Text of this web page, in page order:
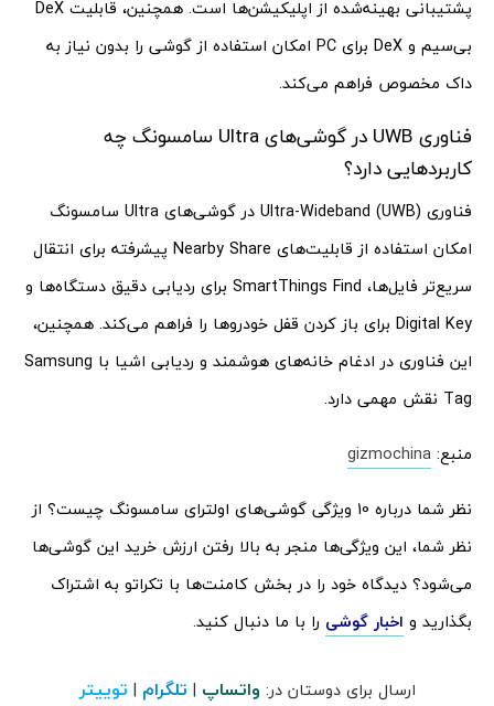
پشتیبانی بهینه‌شده از اپلیکیشن‌ها است. همچنین، قابلیت DeX
بی‌سیم و DeX برای PC امکان استفاده از گوشی را بدون نیاز به
داک مخصوص فراهم می‌کند.
فناوری UWB در گوشی‌های Ultra سامسونگ چه
کاربردهایی دارد؟
فناوری Ultra-Wideband (UWB) در گوشی‌های Ultra سامسونگ
امکان استفاده از قابلیت‌های Nearby Share پیشرفته برای انتقال
سریع‌تر فایل‌ها، SmartThings Find برای ردیابی دقیق دستگاه‌ها و
Digital Key برای باز کردن قفل خودروها را فراهم می‌کند. همچنین،
این فناوری در ادغام خانه‌های هوشمند و ردیابی اشیا با Samsung
Tag نقش مهمی دارد.
منبع: gizmochina
نظر شما درباره 10 ویژگی گوشی‌های اولترای سامسونگ چیست؟ از
نظر شما، این ویژگی‌ها منجر به بالا رفتن ارزش خرید این گوشی‌ها
می‌شود؟ دیدگاه خود را در بخش کامنت‌ها با تکراتو به اشتراک
بگذارید و اخبار گوشی را با ما دنبال کنید.
ارسال برای دوستان در: واتساپ | تلگرام | توییتر